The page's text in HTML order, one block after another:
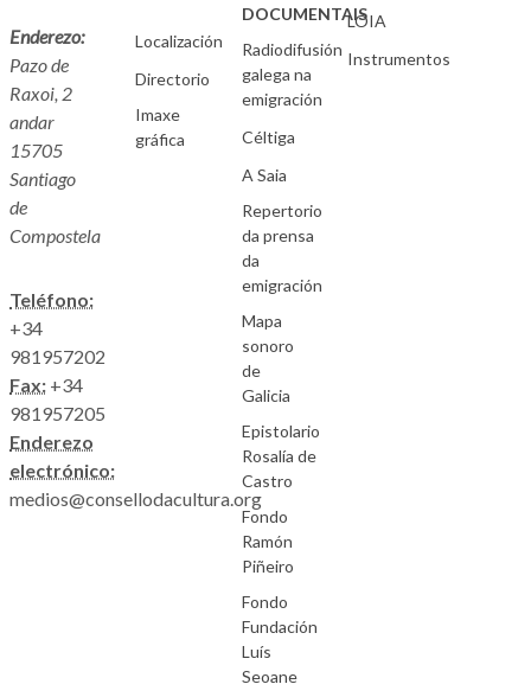
Enderezo:
Pazo de
Raxoi, 2
andar
15705
Santiago
de
Compostela
Teléfono:
+34
981957202
Fax: +34
981957205
Enderezo
electrónico:
medios@consellodacultura.org
Localización
Directorio
Imaxe
gráfica
DOCUMENTAIS
Radiodifusión
galega na
emigración
Céltiga
A Saia
Repertorio
da prensa
da
emigración
Mapa
sonoro
de
Galicia
Epistolario
Rosalía de
Castro
Fondo
Ramón
Piñeiro
Fondo
Fundación
Luís
Seoane
LOIA
Instrumentos